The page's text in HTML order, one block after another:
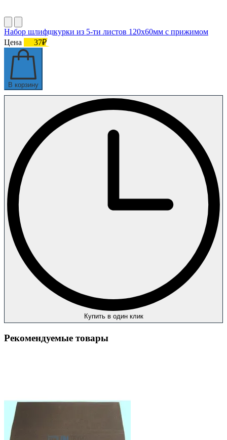
Набор шлифшкурки из 5-ти листов 120х60мм с прижимом
Цена
37₽
В корзину
Купить в один клик
Рекомендуемые товары